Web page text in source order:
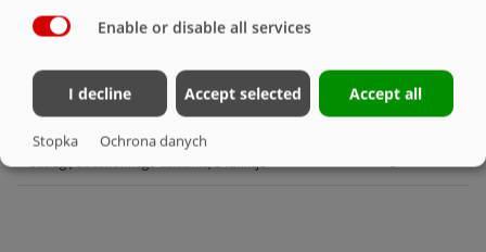
prawej stronie (tylko w połączeniu ze ścianą
tylną zabezpieczającą mechanizm rozrzucający)
Listwa uszczelniająca do zasuwy spiętrzającej
rozrzutnika
O
Podwójny zawór przełączający z panelem
obsługi, obustronnego działania, 3 funkcje
O
Enable or disable all services
I decline Accept selected Accept all
Stopka Ochrona danych